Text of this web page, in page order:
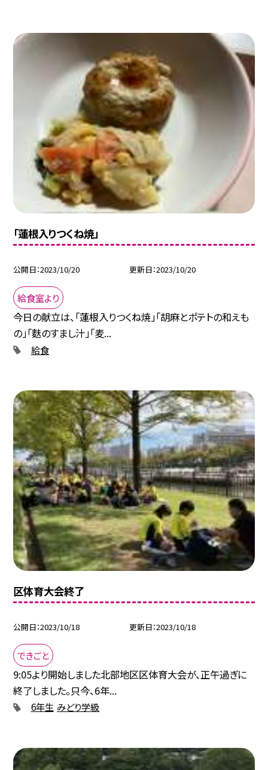
「蓮根入りつくね焼」
公開日 2023/10/20 更新日 2023/10/20
給食室より
今日の献立は、「蓮根入りつくね焼」「胡麻とポテトの和えも
の」「麩のすまし汁」「麦...
給食
区体育大会終了
公開日 2023/10/18 更新日 2023/10/18
できごと
9:05より開始しました北部地区区体育大会が、正午過ぎに
終了しました。只今、6年...
6年生 みどり学級